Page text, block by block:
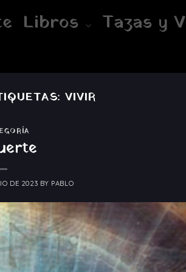
Libros Tazas y
VIVIR
DE 2023 BY PABLO